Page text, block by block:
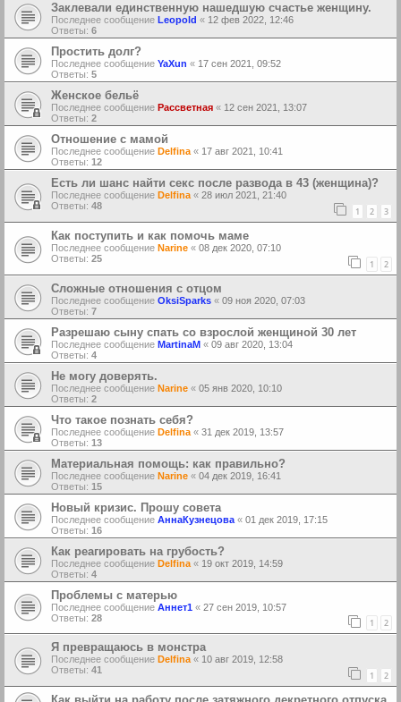
Заклевали единственную нашедшую счастье женщину.
Последнее сообщение Leopold « 12 фев 2022, 12:46
Ответы: 6
Простить долг?
Последнее сообщение YaXun « 17 сен 2021, 09:52
Ответы: 5
Женское бельё
Последнее сообщение Рассветная « 12 сен 2021, 13:07
Ответы: 2
Отношение с мамой
Последнее сообщение Delfina « 17 авг 2021, 10:41
Ответы: 12
Есть ли шанс найти секс после развода в 43 (женщина)?
Последнее сообщение Delfina « 28 июл 2021, 21:40
Ответы: 48 1 2 3
Как поступить и как помочь маме
Последнее сообщение Narine « 08 дек 2020, 07:10
Ответы: 25 1 2
Сложные отношения с отцом
Последнее сообщение OksiSparks « 09 ноя 2020, 07:03
Ответы: 7
Разрешаю сыну спать со взрослой женщиной 30 лет
Последнее сообщение MartinaM « 09 авг 2020, 13:04
Ответы: 4
Не могу доверять.
Последнее сообщение Narine « 05 янв 2020, 10:10
Ответы: 2
Что такое познать себя?
Последнее сообщение Delfina « 31 дек 2019, 13:57
Ответы: 13
Материальная помощь: как правильно?
Последнее сообщение Narine « 04 дек 2019, 16:41
Ответы: 15
Новый кризис. Прошу совета
Последнее сообщение АннаКузнецова « 01 дек 2019, 17:15
Ответы: 16
Как реагировать на грубость?
Последнее сообщение Delfina « 19 окт 2019, 14:59
Ответы: 4
Проблемы с матерью
Последнее сообщение Аннет1 « 27 сен 2019, 10:57
Ответы: 28 1 2
Я превращаюсь в монстра
Последнее сообщение Delfina « 10 авг 2019, 12:58
Ответы: 41 1 2